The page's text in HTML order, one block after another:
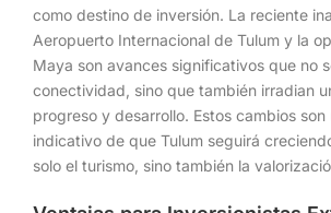
como destino de inversión. La reciente
Aeropuerto Internacional de Tulum y la
Maya son avances significativos que no
conectividad, sino que también irradian
progreso y desarrollo. Estos cambios
indicativo de que Tulum seguirá
solo el turismo, sino también la